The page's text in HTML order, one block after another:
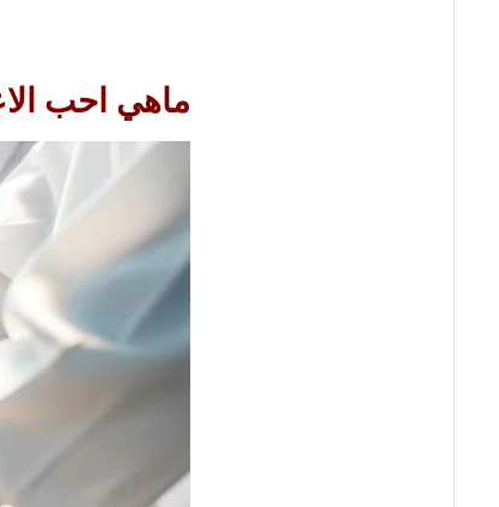
ماهي احب